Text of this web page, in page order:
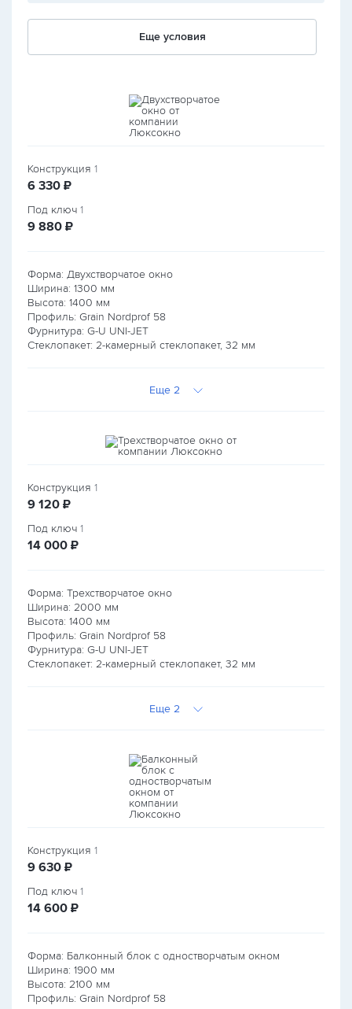
Еще условия
Конструкция 1
6 330 руб.
₽
Под ключ 1
9 880 руб.
₽
Форма: Двухстворчатое окно
Ширина: 1300 мм
Высота: 1400 мм
Профиль: Grain Nordprof 58
Фурнитура: G-U UNI-JET
Стеклопакет: 2-камерный стеклопакет, 32 мм
Еще 2
Конструкция 1
9 120 руб.
₽
Под ключ 1
14 000 руб.
₽
Форма: Трехстворчатое окно
Ширина: 2000 мм
Высота: 1400 мм
Профиль: Grain Nordprof 58
Фурнитура: G-U UNI-JET
Стеклопакет: 2-камерный стеклопакет, 32 мм
Еще 2
Конструкция 1
9 630 руб.
₽
Под ключ 1
14 600 руб.
₽
Форма: Балконный блок с одностворчатым окном
Ширина: 1900 мм
Высота: 2100 мм
Профиль: Grain Nordprof 58